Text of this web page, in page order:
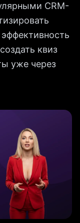
CRM-
квиз
уже через